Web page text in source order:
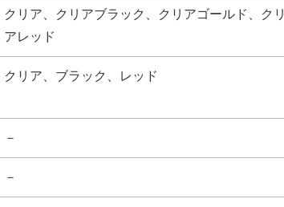
クリア、クリアブラック、クリアゴールド、クリ
アレッド
クリア、ブラック、レッド
－
－